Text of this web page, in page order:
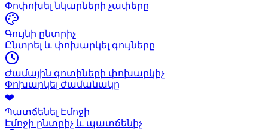
Փոփոխել նկարների չափերը
Գույնի ընտրիչ
Ընտրել և փոխարկել գույները
Ժամային գոտիների փոխարկիչ
Փոխարկել ժամանակը
❤️
Պատճենել Էմոջի
Էմոջի ընտրիչ և պատճենիչ